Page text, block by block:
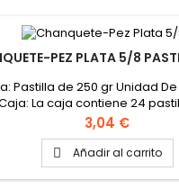
PEZ PLATA 5/8
Pastilla de 250 gr Unidad
La caja contiene 24
Precio
3,04 €
 Añadir al carrito